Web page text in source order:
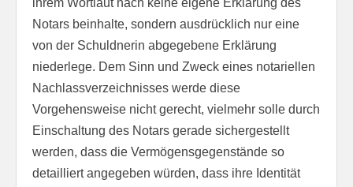
ihrem Wortlaut nach keine eigene Erklärung des
Notars beinhalte, sondern ausdrücklich nur eine
von der Schuldnerin abgegebene Erklärung
niederlege. Dem Sinn und Zweck eines notariellen
Nachlassverzeichnisses werde diese
Vorgehensweise nicht gerecht, vielmehr solle durch
Einschaltung des Notars gerade sichergestellt
werden, dass die Vermögensgegenstände so
detailliert angegeben würden, dass ihre Identität